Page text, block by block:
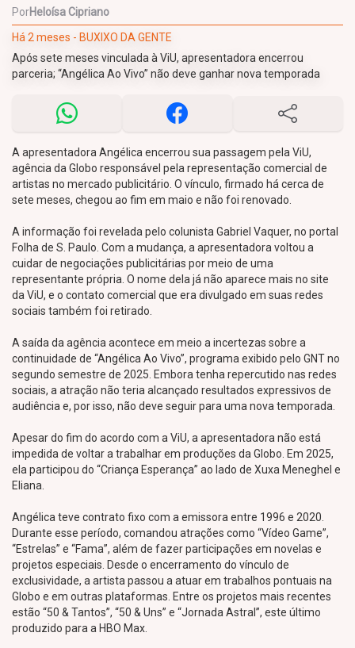
PorHeloísa Cipriano
Há 2 meses - BUXIXO DA GENTE
Após sete meses vinculada à ViU, apresentadora encerrou
parceria; “Angélica Ao Vivo” não deve ganhar nova temporada
A apresentadora Angélica encerrou sua passagem pela ViU,
agência da Globo responsável pela representação comercial de
artistas no mercado publicitário. O vínculo, firmado há cerca de
sete meses, chegou ao fim em maio e não foi renovado.
A informação foi revelada pelo colunista Gabriel Vaquer, no portal
Folha de S. Paulo. Com a mudança, a apresentadora voltou a
cuidar de negociações publicitárias por meio de uma
representante própria. O nome dela já não aparece mais no site
da ViU, e o contato comercial que era divulgado em suas redes
sociais também foi retirado.
A saída da agência acontece em meio a incertezas sobre a
continuidade de “Angélica Ao Vivo”, programa exibido pelo GNT no
segundo semestre de 2025. Embora tenha repercutido nas redes
sociais, a atração não teria alcançado resultados expressivos de
audiência e, por isso, não deve seguir para uma nova temporada.
Apesar do fim do acordo com a ViU, a apresentadora não está
impedida de voltar a trabalhar em produções da Globo. Em 2025,
ela participou do “Criança Esperança” ao lado de Xuxa Meneghel e
Eliana.
Angélica teve contrato fixo com a emissora entre 1996 e 2020.
Durante esse período, comandou atrações como “Vídeo Game”,
“Estrelas” e “Fama”, além de fazer participações em novelas e
projetos especiais. Desde o encerramento do vínculo de
exclusividade, a artista passou a atuar em trabalhos pontuais na
Globo e em outras plataformas. Entre os projetos mais recentes
estão “50 & Tantos”, “50 & Uns” e “Jornada Astral”, este último
produzido para a HBO Max.